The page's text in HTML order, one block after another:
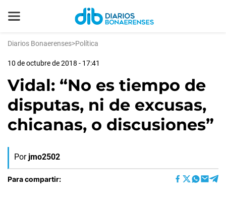
Diarios Bonaerenses>Política
10 de octubre de 2018 - 17:41
Vidal: “No es tiempo de
disputas, ni de excusas,
chicanas, o discusiones”
Por jmo2502
Para compartir: